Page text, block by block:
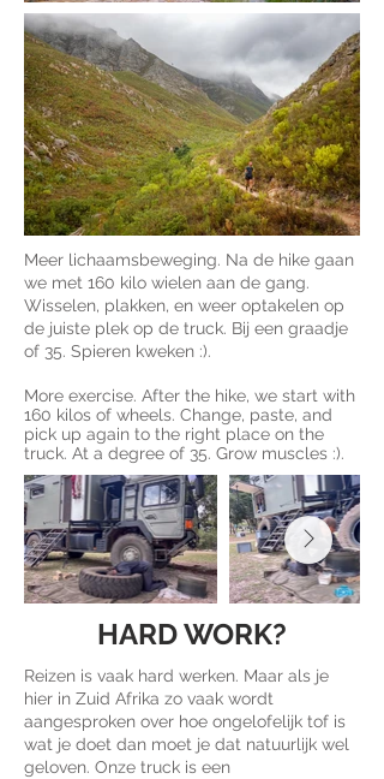
Meer lichaamsbeweging. Na de hike gaan
we met 160 kilo wielen aan de gang.
Wisselen, plakken, en weer optakelen op
de juiste plek op de truck. Bij een graadje
of 35. Spieren kweken :).
More exercise. After the hike, we start with
160 kilos of wheels. Change, paste, and
pick up again to the right place on the
truck. At a degree of 35. Grow muscles :).
HARD WORK?
Reizen is vaak hard werken. Maar als je
hier in Zuid Afrika zo vaak wordt
aangesproken over hoe ongelofelijk tof is
wat je doet dan moet je dat natuurlijk wel
geloven. Onze truck is een